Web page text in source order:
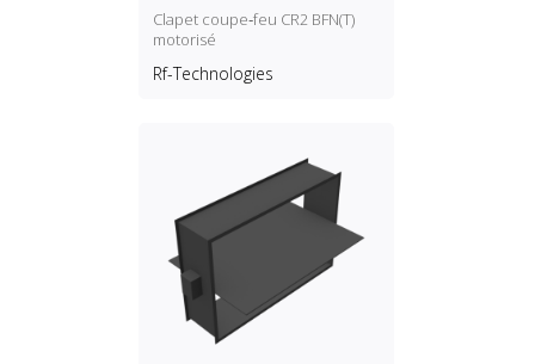
Clapet coupe‑feu CR2 BFN(T)
motorisé
Rf-Technologies